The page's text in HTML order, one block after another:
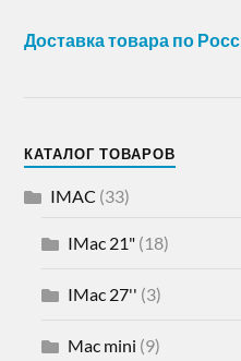
Доставка товара по
КАТАЛОГ ТОВАРОВ
IMAC (33)
IMac 21" (18)
IMac 27'' (3)
Mac mini (9)